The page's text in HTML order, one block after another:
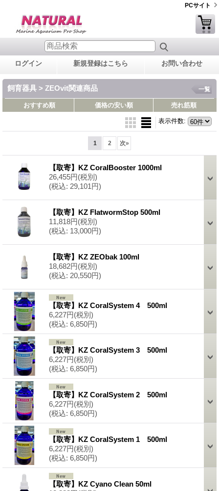
PCサイト
ログイン 新規登録はこちら お問い合わせ
飼育器具 > ZEOvit関連商品 一覧
おすすめ順 価格の安い順 売れ筋順
表示件数:
1 2 次»
【取寄】KZ CoralBooster 1000ml
26,455円(税別)
(税込: 29,101円)
【取寄】KZ FlatwormStop 500ml
11,818円(税別)
(税込: 13,000円)
【取寄】KZ ZEObak 100ml
18,682円(税別)
(税込: 20,550円)
【取寄】KZ CoralSystem 4 500ml
6,227円(税別)
(税込: 6,850円)
【取寄】KZ CoralSystem 3 500ml
6,227円(税別)
(税込: 6,850円)
【取寄】KZ CoralSystem 2 500ml
6,227円(税別)
(税込: 6,850円)
【取寄】KZ CoralSystem 1 500ml
6,227円(税別)
(税込: 6,850円)
【取寄】KZ Cyano Clean 50ml